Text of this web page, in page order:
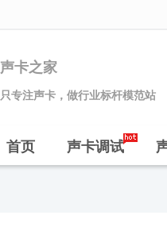
声卡之家
只专注声卡，做行业标杆模范站
首页 声卡调试